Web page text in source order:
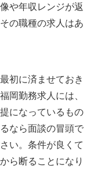
や年収レンジが返
の職種の求人はあ
初に済ませておき
岡勤務求人には、
になっているもの
なら面談の冒頭で
い。条件が良くて
ら断ることになり